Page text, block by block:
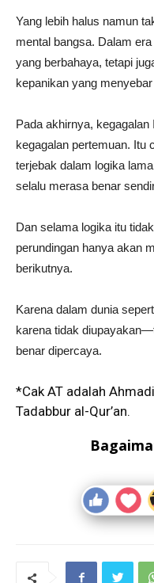
Yang lebih halus namun
mental bangsa. Dalam
yang berbahaya, tetapi
kepanikan yang
Pada akhirnya,
kegagalan pertemuan. Itu
terjebak dalam logika
selalu merasa benar
Dan selama logika itu
perundingan hanya akan
berikutnya.
Karena dalam dunia
karena tidak
benar dipercaya.
*Cak AT adalah
Tadabbur al-Qur’an.